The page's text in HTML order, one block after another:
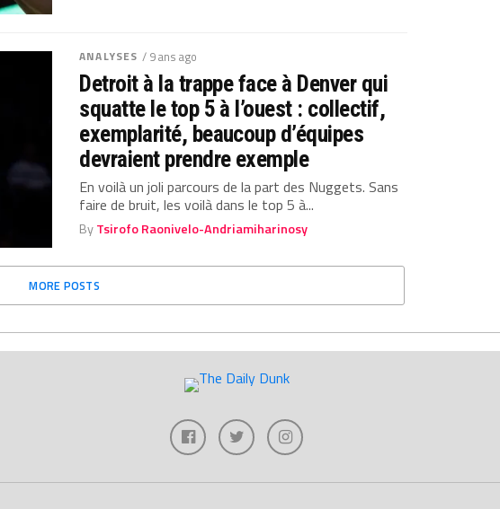
ANALYSES / 9 ans ago
Detroit à la trappe face à Denver qui
squatte le top 5 à l’ouest : collectif,
exemplarité, beaucoup d’équipes
devraient prendre exemple
En voilà un joli parcours de la part des Nuggets. Sans
faire de bruit, les voilà dans le top 5 à...
ByTsirofo Raonivelo-Andriamiharinosy
MORE POSTS